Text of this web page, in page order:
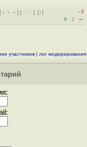
﹢﹢﹢] [ · · ·][↑]
–2
+ / –
участников | лог модерирования